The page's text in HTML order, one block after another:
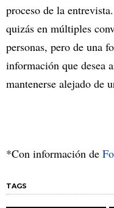
proceso de la
quizás en múltiples
personas, pero de una
información que desea
mantenerse alejado de
*Con información de
TAGS